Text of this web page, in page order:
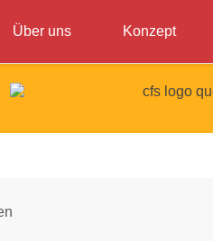
Über uns Konzept